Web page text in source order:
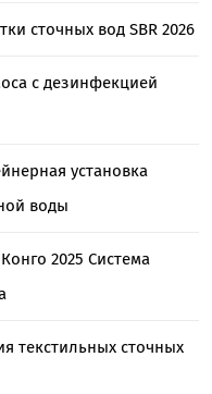
сточных вод SBR 2026
с дезинфекцией
установка
воды
2025 Система
текстильных сточных